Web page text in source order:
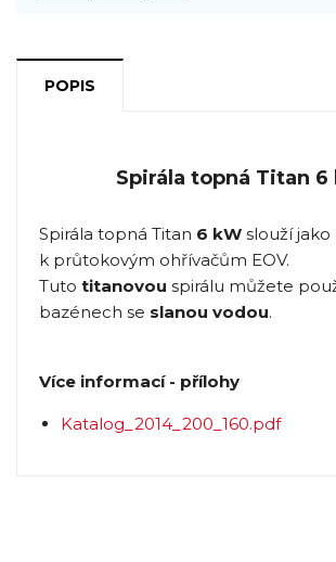
POPIS
Spirála topná Titan 6
Spirála topná Titan 6 kW slouží
k průtokovým ohřívačům EOV.
Tuto titanovou spirálu můžete
bazénech se slanou vodou.
Více informací - přílohy
Katalog_2014_200_160.pdf